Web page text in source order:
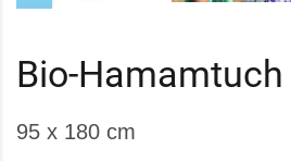
Bio-Hamamtuch
95 x 180 cm